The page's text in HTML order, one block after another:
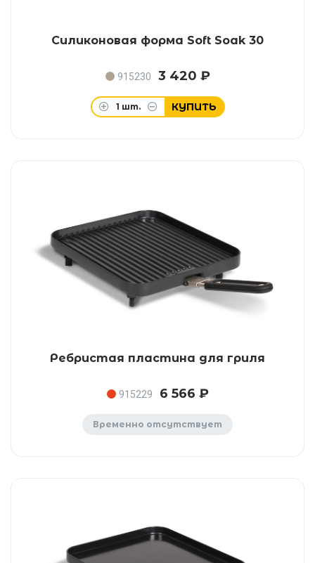
Силиконовая форма Soft Soak 30
915230 3 420 ₽
1 шт. КУПИТЬ
Ребристая пластина для гриля
915229 6 566 ₽
Временно отсутствует